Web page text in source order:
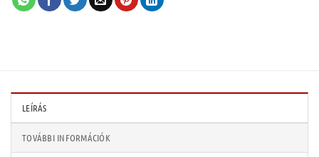
LEÍRÁS
TOVÁBBI INFORMÁCIÓK